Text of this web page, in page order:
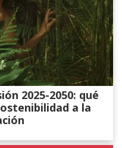
2025-2050: qué
a la